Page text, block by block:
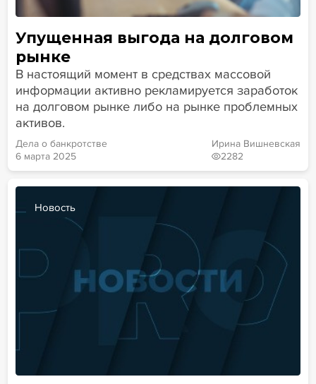
Упущенная выгода на долговом
рынке
В настоящий момент в средствах массовой
информации активно рекламируется заработок
на долговом рынке либо на рынке проблемных
активов.
Дела о банкротстве
6 марта 2025
Ирина Вишневская
2282
Новость